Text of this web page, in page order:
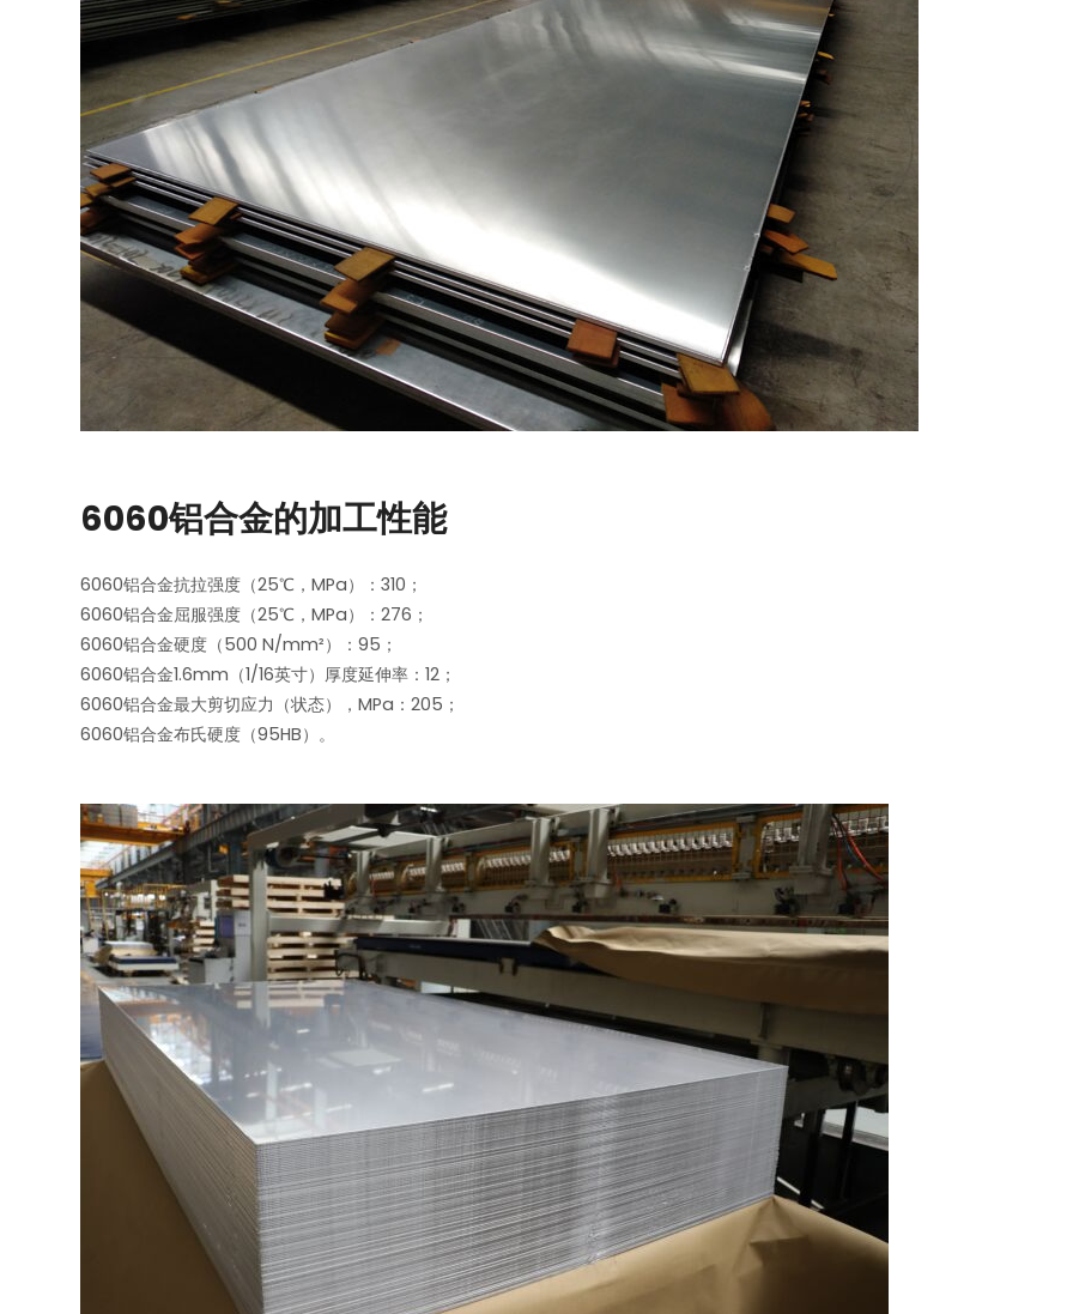
6060铝合金的加工性能
6060铝合金抗拉强度（25℃，MPa）：310；
6060铝合金屈服强度（25℃，MPa）：276；
6060铝合金硬度（500 N/mm²）：95；
6060铝合金1.6mm（1/16英寸）厚度延伸率：12；
6060铝合金最大剪切应力（状态），MPa：205；
6060铝合金布氏硬度（95HB）。